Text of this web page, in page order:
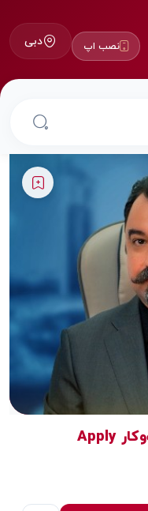
نصب اپ دبی
مشاوره توسعه کسب‌و‌کار Apply